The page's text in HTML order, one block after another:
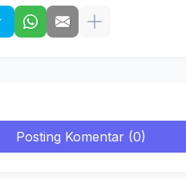
Posting Komentar (0)